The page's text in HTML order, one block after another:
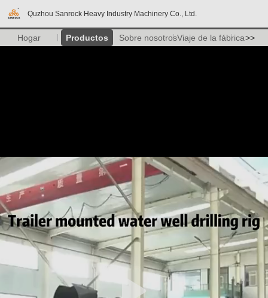
Quzhou Sanrock Heavy Industry Machinery Co., Ltd.
Hogar Productos Sobre nosotrosViaje de la fábrica>>